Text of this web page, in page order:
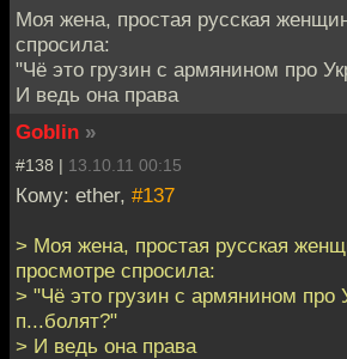
Моя жена, простая русская
спросила:
"Чё это грузин с армянином про
И ведь она права
Goblin »
#138 | 13.10.11 00:15
Кому: ether, #137
> Моя жена, простая русская
просмотре спросила:
> "Чё это грузин с армянином про
п...болят?"
> И ведь она права